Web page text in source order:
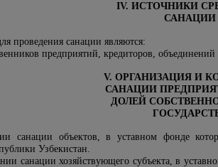
IV. ИСТОЧНИКИ
САНАЦИИ
проведения санации являются:
предприятий, кредиторов,
V. ОРГАНИЗАЦИЯ И
САНАЦИИ
ДОЛЕЙ
санации объектов, в уставном фонде
Узбекистан.
санации хозяйствующего субъекта, в